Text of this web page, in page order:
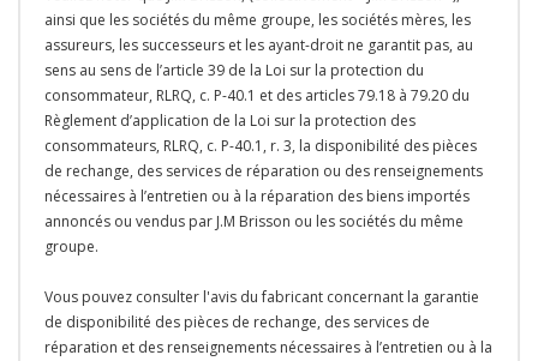
ainsi que les sociétés du même groupe, les sociétés mères, les
assureurs, les successeurs et les ayant-droit ne garantit pas, au
sens au sens de l’article 39 de la Loi sur la protection du
consommateur, RLRQ, c. P-40.1 et des articles 79.18 à 79.20 du
Règlement d’application de la Loi sur la protection des
consommateurs, RLRQ, c. P-40.1, r. 3, la disponibilité des pièces
de rechange, des services de réparation ou des renseignements
nécessaires à l’entretien ou à la réparation des biens importés
annoncés ou vendus par J.M Brisson ou les sociétés du même
groupe.
Vous pouvez consulter l'avis du fabricant concernant la garantie
de disponibilité des pièces de rechange, des services de
réparation et des renseignements nécessaires à l’entretien ou à la